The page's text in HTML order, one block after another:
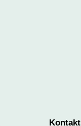
Kontakt